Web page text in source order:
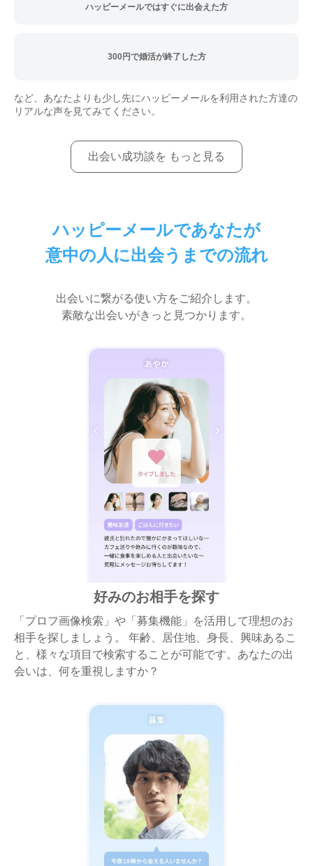
ハッピーメールではすぐに出会えた方
300円で婚活が終了した方
など、あなたよりも少し先にハッピーメールを利用された方達の
リアルな声を見てみてください。
出会い成功談を もっと見る
ハッピーメールであなたが
意中の人に出会うまでの流れ
出会いに繋がる使い方をご紹介します。
素敵な出会いがきっと見つかります。
好みのお相手を探す
「プロフ画像検索」や「募集機能」を活用して理想のお
相手を探しましょう。 年齢、居住地、身長、興味あるこ
と、様々な項目で検索することが可能です。あなたの出
会いは、何を重視しますか？